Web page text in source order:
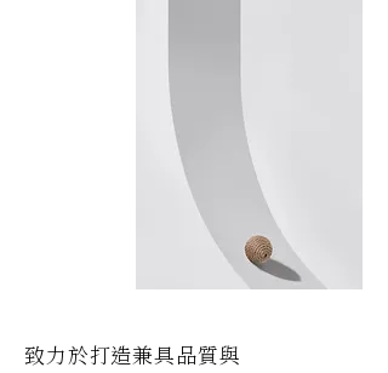
致力於打造兼具品質與